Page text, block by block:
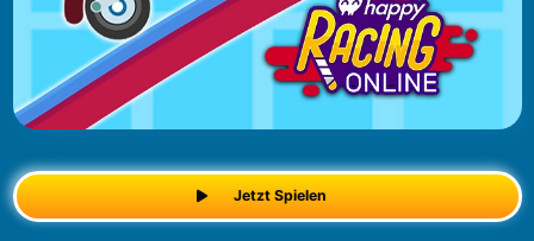
Jetzt Spielen